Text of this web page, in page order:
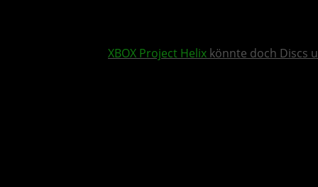
XBOX Project Helix könnte doch Discs